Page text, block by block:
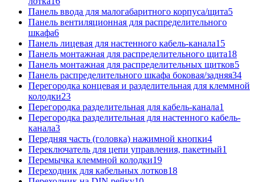
Панель ввода для малогабаритного корпуса/щита5
Панель вентиляционная для распределительного
шкафа6
Панель лицевая для настенного кабель-канала15
Панель монтажная для распределительного щита18
Панель монтажная для распределительных щитков5
Панель распределительного шкафа боковая/задняя34
Перегородка концевая и разделительная для клеммной
колодки23
Перегородка разделительная для кабель-канала1
Перегородка разделительная для настенного кабель-
канала3
Передняя часть (головка) нажимной кнопки4
Переключатель для цепи управления, пакетный1
Перемычка клеммной колодки19
Переходник для кабельных лотков18